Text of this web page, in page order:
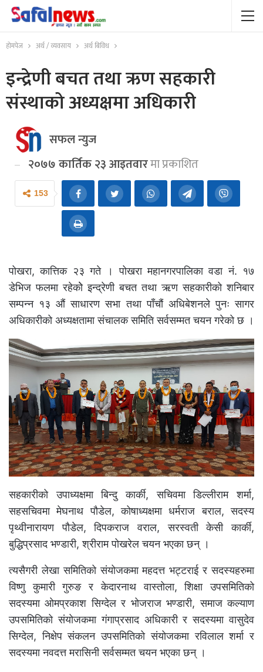
होमपेज अर्थ / व्यवसाय अर्थ बिविध
इन्द्रेणी बचत तथा ऋण सहकारी
संस्थाको अध्यक्षमा अधिकारी
सफल न्युज
२०७७ कार्तिक २३ आइतवारमा प्रकाशित
153
पोखरा, कात्तिक २३ गते । पोखरा महानगरपालिका वडा नं. १७
डेभिज फलमा रहेकोे इन्द्रेणी बचत तथा ऋण सहकारीको शनिबार
सम्पन्न १३ औं साधारण सभा तथा पाँचौं अधिबेशनले पुनः सागर
अधिकारीको अध्यक्षतामा संचालक समिति सर्वसम्मत चयन गरेको छ ।
सहकारीको उपाध्यक्षमा बिन्दु कार्की, सचिवमा डिल्लीराम शर्मा,
सहसचिवमा मेघनाथ पौडेल, कोषाध्यक्षमा धर्मराज बराल, सदस्य
पृथ्वीनारायण पौडेल, दिपकराज वराल, सरस्वती केसी कार्की,
बुद्धिप्रसाद भण्डारी, श्रीराम पोखरेल चयन भएका छन् ।
त्यसैगरी लेखा समितिको संयोजकमा महदत्त भट्टराई र सदस्यहरुमा
विष्णु कुमारी गुरुङ र केदारनाथ वास्तोला, शिक्षा उपसमितिको
सदस्यमा ओमप्रकाश सिग्देल र भोजराज भण्डारी, समाज कल्याण
उपसमितिको संयोजकमा गंगाप्रसाद अधिकारी र सदस्यमा वासुदेव
सिग्देल, निक्षेप संकलन उपसमितिको संयोजकमा रविलाल शर्मा र
सदस्यमा नवदत्त मरासिनी सर्वसम्मत चयन भएका छन् ।